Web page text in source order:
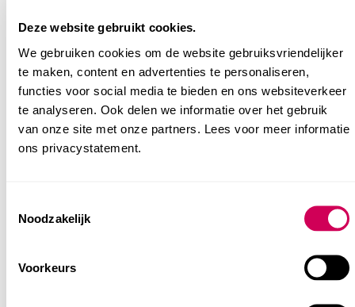
Deze website gebruikt cookies.
We gebruiken cookies om de website gebruiksvriendelijker
te maken, content en advertenties te personaliseren,
functies voor social media te bieden en ons websiteverkeer
te analyseren. Ook delen we informatie over het gebruik
van onze site met onze partners. Lees voor meer informatie
ons privacystatement.
Selection
Noodzakelijk
Voorkeurs
Kinderopvang in Den
Haag Willemspark
Buitenschoolse opvang in